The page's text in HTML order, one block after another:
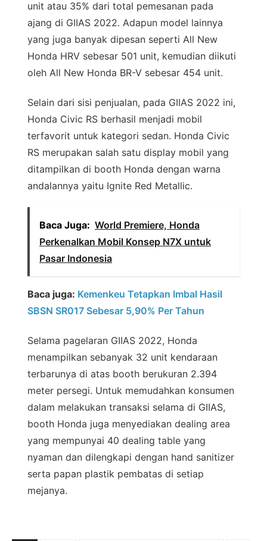
unit atau 35% dari total pemesanan pada
ajang di GIIAS 2022. Adapun model lainnya
yang juga banyak dipesan seperti All New
Honda HRV sebesar 501 unit, kemudian diikuti
oleh All New Honda BR-V sebesar 454 unit.
Selain dari sisi penjualan, pada GIIAS 2022 ini,
Honda Civic RS berhasil menjadi mobil
terfavorit untuk kategori sedan. Honda Civic
RS merupakan salah satu display mobil yang
ditampilkan di booth Honda dengan warna
andalannya yaitu Ignite Red Metallic.
Baca Juga: World Premiere, Honda
Perkenalkan Mobil Konsep N7X untuk
Pasar Indonesia
Baca juga: Kemenkeu Tetapkan Imbal Hasil
SBSN SR017 Sebesar 5,90% Per Tahun
Selama pagelaran GIIAS 2022, Honda
menampilkan sebanyak 32 unit kendaraan
terbarunya di atas booth berukuran 2.394
meter persegi. Untuk memudahkan konsumen
dalam melakukan transaksi selama di GIIAS,
booth Honda juga menyediakan dealing area
yang mempunyai 40 dealing table yang
nyaman dan dilengkapi dengan hand sanitizer
serta papan plastik pembatas di setiap
mejanya.